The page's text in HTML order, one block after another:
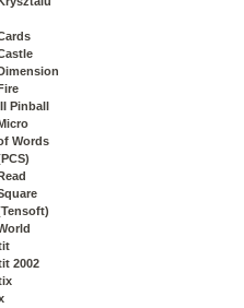
Pinball
Words
2002